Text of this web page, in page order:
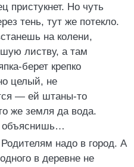
пристукнет. Но чуть
тень, тут же потекло.
на колени,
листву, а там
берет крепко
целый, не
— ей штаны-то
же земля да вода.
объяснишь…
надо в город. А
в деревне не